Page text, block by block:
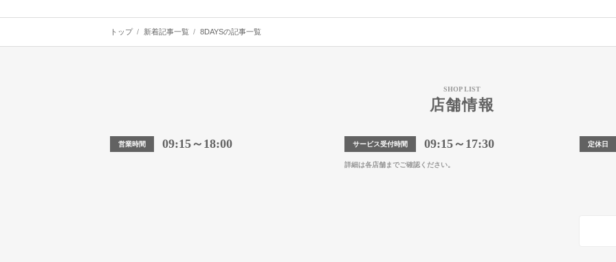
トップ 新着記事一覧 8DAYSの記事一覧
SHOP LIST
店舗情報
営業時間 09:15～18:00 サービス受付時間 09:15～17:30
詳細は各店舗までご確認ください。
定休日